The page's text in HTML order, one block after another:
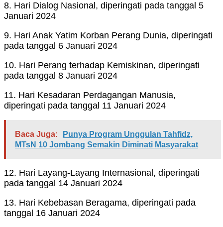
8. Hari Dialog Nasional, diperingati pada tanggal 5
Januari 2024
9. Hari Anak Yatim Korban Perang Dunia, diperingati
pada tanggal 6 Januari 2024
10. Hari Perang terhadap Kemiskinan, diperingati
pada tanggal 8 Januari 2024
11. Hari Kesadaran Perdagangan Manusia,
diperingati pada tanggal 11 Januari 2024
Baca Juga:
Punya Program Unggulan Tahfidz,
MTsN 10 Jombang Semakin Diminati Masyarakat
12. Hari Layang-Layang Internasional, diperingati
pada tanggal 14 Januari 2024
13. Hari Kebebasan Beragama, diperingati pada
tanggal 16 Januari 2024